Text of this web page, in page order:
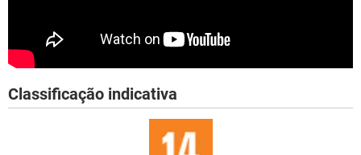
Classificação indicativa